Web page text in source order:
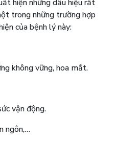
hiện những dấu hiệu rất
trong những trường hợp
của bệnh lý này:
không vững, hoa mắt.
vận động.
ngôn,…